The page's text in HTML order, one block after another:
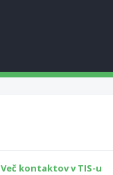
Več kontaktov v TIS-u